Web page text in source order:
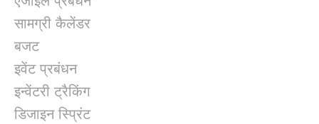
सामग्री कैलेंडर
बजट
इवेंट प्रबंधन
इन्वेंटरी ट्रैकिंग
डिजाइन स्प्रिंट